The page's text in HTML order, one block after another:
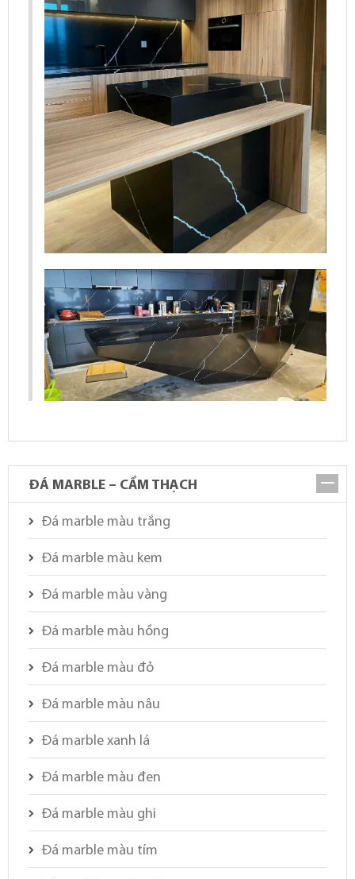
ĐÁ MARBLE – CẨM THẠCH
Đá marble màu trắng
Đá marble màu kem
Đá marble màu vàng
Đá marble màu hồng
Đá marble màu đỏ
Đá marble màu nâu
Đá marble xanh lá
Đá marble màu đen
Đá marble màu ghi
Đá marble màu tím